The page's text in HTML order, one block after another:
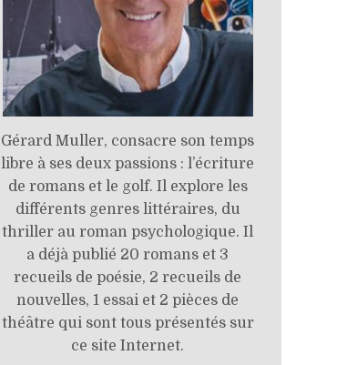
Gérard Muller, consacre son temps
libre à ses deux passions : l’écriture
de romans et le golf. Il explore les
différents genres littéraires, du
thriller au roman psychologique. Il
a déjà publié 20 romans et 3
recueils de poésie, 2 recueils de
nouvelles, 1 essai et 2 pièces de
théâtre qui sont tous présentés sur
ce site Internet.